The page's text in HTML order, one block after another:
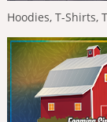
Hoodies, T-Shirts,